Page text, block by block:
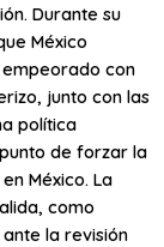
Durante su
México
empeorado con
junto con las
política
de forzar la
México. La
como
la revisión